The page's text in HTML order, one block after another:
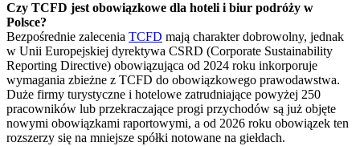
Czy TCFD jest obowiązkowe dla hoteli i biur podróży w
Polsce?
Bezpośrednie zalecenia TCFD mają charakter dobrowolny, jednak
w Unii Europejskiej dyrektywa CSRD (Corporate Sustainability
Reporting Directive) obowiązująca od 2024 roku inkorporuje
wymagania zbieżne z TCFD do obowiązkowego prawodawstwa.
Duże firmy turystyczne i hotelowe zatrudniające powyżej 250
pracowników lub przekraczające progi przychodów są już objęte
nowymi obowiązkami raportowymi, a od 2026 roku obowiązek ten
rozszerzy się na mniejsze spółki notowane na giełdach.